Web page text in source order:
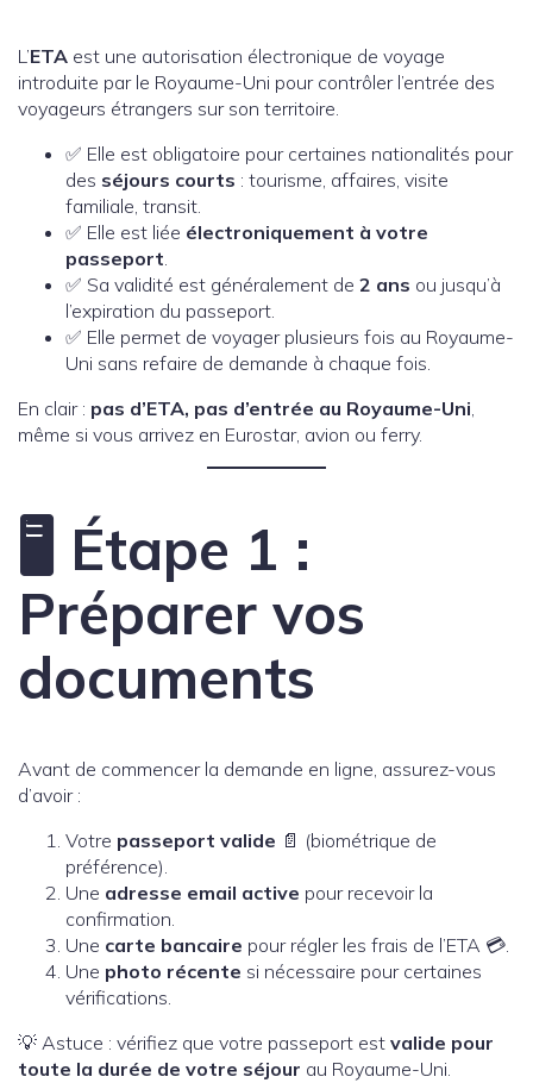
L’ETA est une autorisation électronique de voyage
introduite par le Royaume-Uni pour contrôler l’entrée des
voyageurs étrangers sur son territoire.
✅ Elle est obligatoire pour certaines nationalités pour
des séjours courts : tourisme, affaires, visite
familiale, transit.
✅ Elle est liée électroniquement à votre
passeport
✅ Sa validité est généralement de 2 ans ou jusqu’à
l’expiration du passeport.
✅ Elle permet de voyager plusieurs fois au Royaume-
Uni sans refaire de demande à chaque fois.
En clair : pas d’ETA, pas d’entrée au Royaume-Uni
même si vous arrivez en Eurostar, avion ou ferry.
🖥️ Étape 1 :
Préparer vos
documents
Avant de commencer la demande en ligne, assurez-vous
d’avoir :
Votre passeport valide 📄 (biométrique de
préférence).
Une adresse email active pour recevoir la
confirmation.
Une carte bancaire pour régler les frais de l’ETA 💳.
Une photo récente si nécessaire pour certaines
vérifications.
💡 Astuce : vérifiez que votre passeport est valide pour
toute la durée de votre séjour au Royaume-Uni.